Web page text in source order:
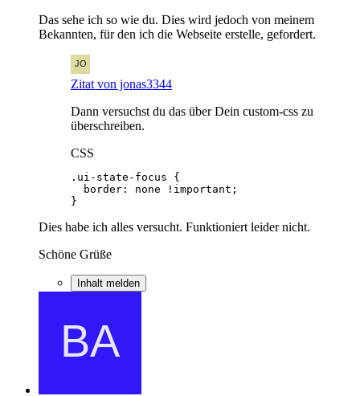
Das sehe ich so wie du. Dies wird jedoch von meinem
Bekannten, für den ich die Webseite erstelle, gefordert.
Zitat von jonas3344
Dann versuchst du das über Dein custom-css zu
überschreiben.
CSS
}
Dies habe ich alles versucht. Funktioniert leider nicht.
Schöne Grüße
Inhalt melden